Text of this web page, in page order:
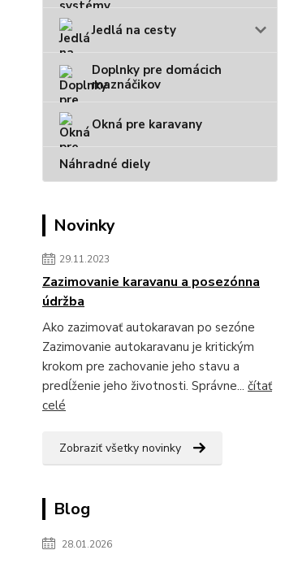
Jedlá na cesty
Doplnky pre domácich
maznáčikov
Okná pre karavany
Náhradné diely
Novinky
29.11.2023
Zazimovanie karavanu a posezónna
údržba
Ako zazimovať autokaravan po sezóne
Zazimovanie autokaravanu je kritickým
krokom pre zachovanie jeho stavu a
predĺženie jeho životnosti. Správne... čítať
celé
Zobraziť všetky novinky
Blog
28.01.2026